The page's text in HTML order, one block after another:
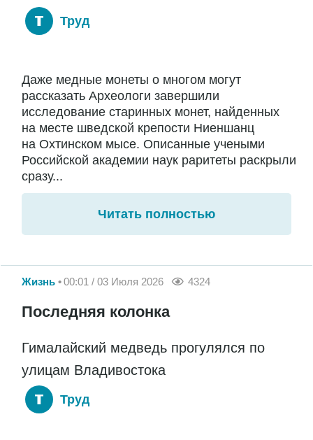
Труд
Даже медные монеты о многом могут
рассказать Археологи завершили
исследование старинных монет, найденных
на месте шведской крепости Ниеншанц
на Охтинском мысе. Описанные учеными
Российской академии наук раритеты раскрыли
сразу...
Читать полностью
Жизнь 00:01 / 03 Июля 2026 4324
Последняя колонка
Гималайский медведь прогулялся по
улицам Владивостока
Труд